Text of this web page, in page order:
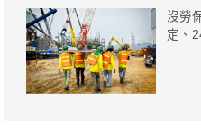
沒勞
定、